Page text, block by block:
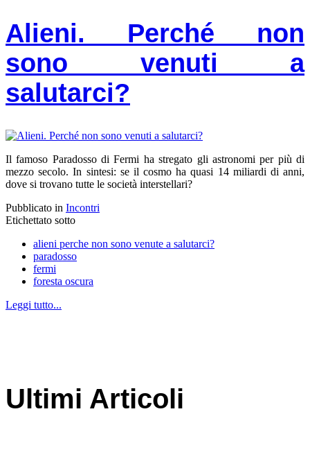
Alieni. Perché non
sono venuti a
salutarci?
Il famoso Paradosso di Fermi ha stregato gli astronomi per più di
mezzo secolo. In sintesi: se il cosmo ha quasi 14 miliardi di anni,
dove si trovano tutte le società interstellari?
Pubblicato in Incontri
Etichettato sotto
alieni perche non sono venute a salutarci?
paradosso
fermi
foresta oscura
Leggi tutto...
Ultimi Articoli